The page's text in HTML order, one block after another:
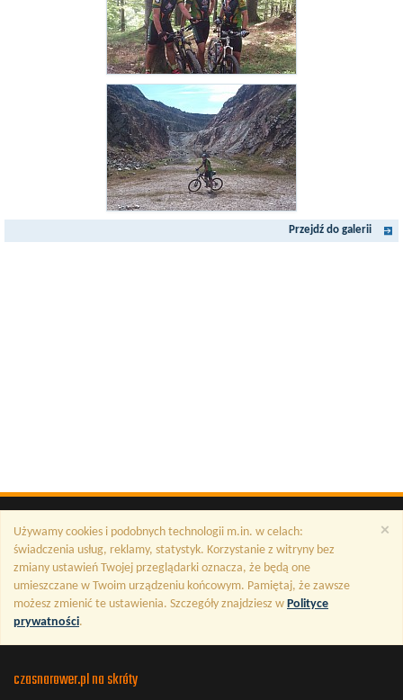
Przejdź do galerii
×
Używamy cookies i podobnych technologii m.in. w celach:
świadczenia usług, reklamy, statystyk. Korzystanie z witryny bez
zmiany ustawień Twojej przeglądarki oznacza, że będą one
umieszczane w Twoim urządzeniu końcowym. Pamiętaj, że zawsze
możesz zmienić te ustawienia. Szczegóły znajdziesz w Polityce
prywatności.
czasnarower.pl na skróty